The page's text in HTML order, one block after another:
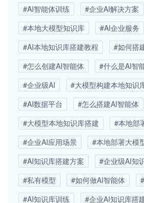
#AI智能体训练
#企业AI解决方案
#本地大模型知识库
#AI企业服务
#AI本地知识库搭建教程
#如何搭
#怎么创建AI智能体
#什么是AI智
#企业级AI
#大模型构建本地知识
#AI数据平台
#怎么搭建AI智能体
#大模型本地知识库搭建
#本地部
#企业AI应用场景
#本地部署大模
#AI知识库搭建方案
#企业级AI知
#私有模型
#如何做AI智能体
#AI知识库训练
#企业AI知识库搭